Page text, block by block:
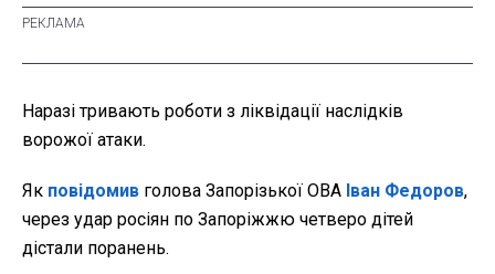
Наразі тривають роботи з ліквідації наслідків
ворожої атаки.
Як повідомив голова Запорізької ОВА Іван Федоров,
через удар росіян по Запоріжжю четверо дітей
дістали поранень.